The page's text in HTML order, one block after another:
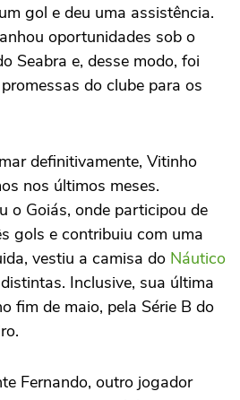
gol e deu uma assistência.
oportunidades sob o
Seabra e, desse modo, foi
do clube para os
definitivamente, Vitinho
nos últimos meses.
o Goiás, onde participou de
gols e contribuiu com uma
vestiu a camisa do Náutico
Inclusive, sua última
fim de maio, pela Série B do
Fernando, outro jogador